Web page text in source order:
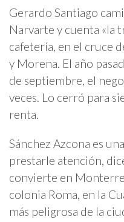
Gerardo Santiago
Narvarte y cuenta «la
cafetería, en el cruce
y Morena. El año
de septiembre, el
veces. Lo cerró para
renta.
Sánchez Azcona es
prestarle atención,
convierte en
colonia Roma, en la
más peligrosa de la